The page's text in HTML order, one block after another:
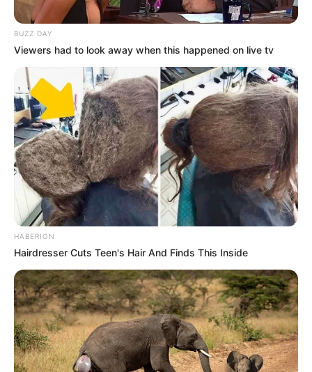
Serem! 9 Chat Ojek Online &
Pelanggan Ini Bikin Auto
BUZZ DAY
Viewers had to look away when this happened on live tv
HABERION
Hairdresser Cuts Teen's Hair And Finds This Inside